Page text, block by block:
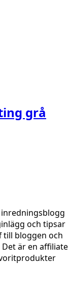
grå
och tipsar
till bloggen och
är en affiliate